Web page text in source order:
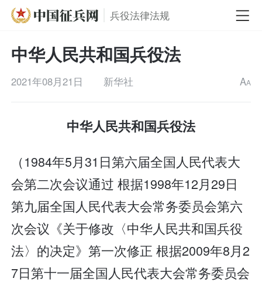
兵役法律法规
中华人民共和国兵役法
2021年08月21日 新华社 AA
中华人民共和国兵役法
（1984年5月31日第六届全国人民代表大
会第二次会议通过 根据1998年12月29日
第九届全国人民代表大会常务委员会第六
次会议《关于修改〈中华人民共和国兵役
法〉的决定》第一次修正 根据2009年8月2
7日第十一届全国人民代表大会常务委员会